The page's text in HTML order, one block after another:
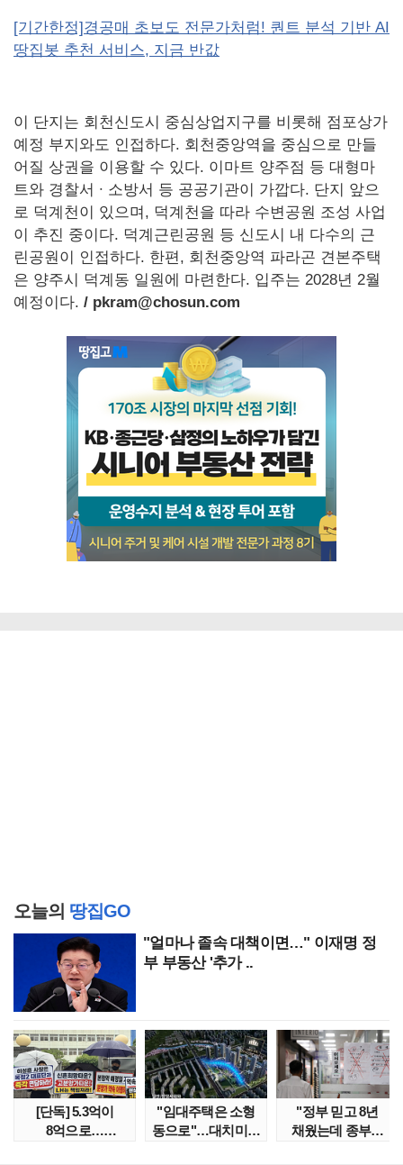
[기간한정]경공매 초보도 전문가처럼! 퀀트 분석 기반 AI
땅집봇 추천 서비스, 지금 반값
이 단지는 회천신도시 중심상업지구를 비롯해 점포상가
예정 부지와도 인접하다. 회천중앙역을 중심으로 만들
어질 상권을 이용할 수 있다. 이마트 양주점 등 대형마
트와 경찰서 ∙ 소방서 등 공공기관이 가깝다. 단지 앞으
로 덕계천이 있으며, 덕계천을 따라 수변공원 조성 사업
이 추진 중이다. 덕계근린공원 등 신도시 내 다수의 근
린공원이 인접하다. 한편, 회천중앙역 파라곤 견본주택
은 양주시 덕계동 일원에 마련한다. 입주는 2028년 2월
예정이다. / pkram@chosun.com
오늘의 땅집GO
"얼마나 졸속 대책이면…" 이재명 정
부 부동산 '추가 ..
[단독] 5.3억이
8억으로…
"임대주택은 소형
동으로"…대치미도
"정부 믿고 8년
채웠는데 종부세